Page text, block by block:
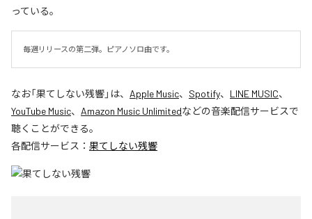
っている。
毎週リリースの第二弾。ピアノソロ曲です。
なお「果てしない残響」は、 Apple Music、 Spotify、 LINE MUSIC、
YouTube Music、 Amazon Music Unlimitedなどの音楽配信サービスで
聴くことができる。
各配信サービス： 果てしない残響